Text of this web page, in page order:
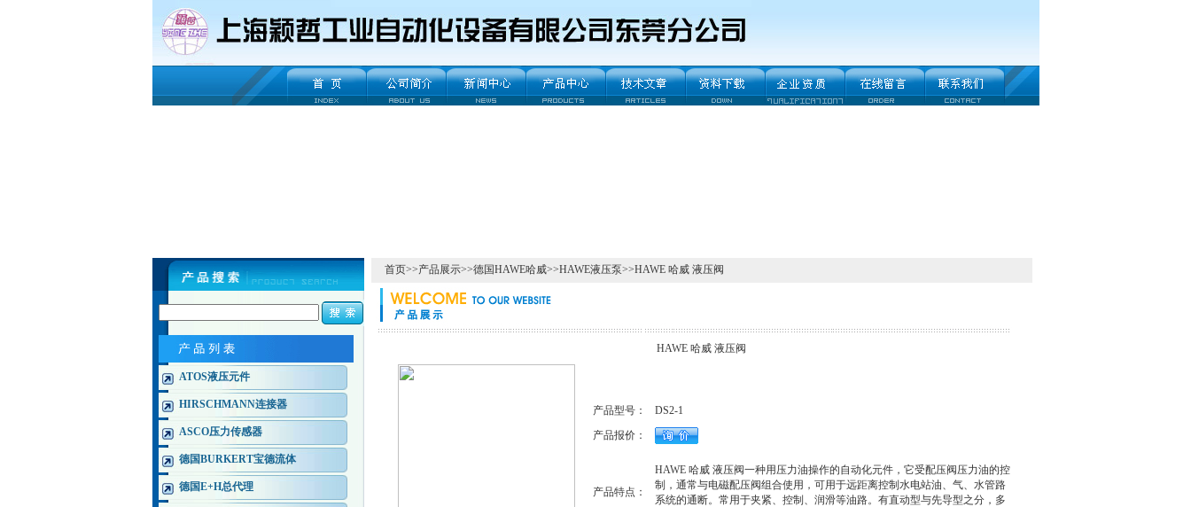
ATOS液压元件
HIRSCHMANN连接器
ASCO压力传感器
德国BURKERT宝德流体
德国E+H总代理
首页>>产品展示>>德国HAWE哈威>>HAWE液压泵>>HAWE 哈威 液压阀
HAWE 哈威 液压阀
产品型号：
DS2-1
产品报价：
产品特点：
HAWE 哈威 液压阀一种用压力油操作的自动化元件，它受配压阀压力油的控
制，通常与电磁配压阀组合使用，可用于远距离控制水电站油、气、水管路
系统的通断。常用于夹紧、控制、润滑等油路。有直动型与先导型之分，多